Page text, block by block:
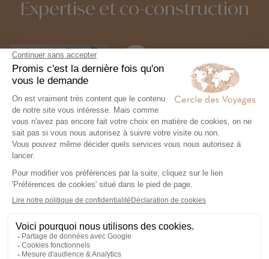
Expertise et co-construction
Expertise et co-
construction
Chez Cercle des Voyages,
nous concevons des voyages
100% personnalisables, en
voyageurs.
2
Engagement local et